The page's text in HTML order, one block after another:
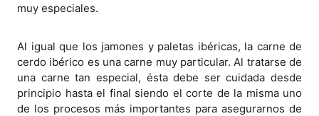
muy especiales.
Al igual que los jamones y paletas ibéricas, la carne de
cerdo ibérico es una carne muy particular. Al tratarse de
una carne tan especial, ésta debe ser cuidada desde
principio hasta el final siendo el corte de la misma uno
de los procesos más importantes para asegurarnos de